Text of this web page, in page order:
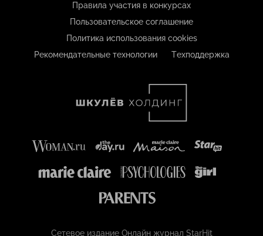
Правила участия в конкурсах
Пользовательское соглашение
Политика использования cookies
Рекомендательные технологии
Техподдержка
Сетевое издание Онлайн журнал StarHit